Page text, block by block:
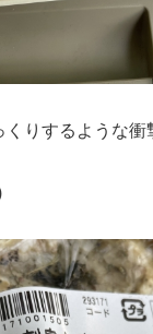
りするような衝